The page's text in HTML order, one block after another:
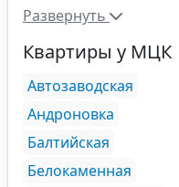
Развернуть
Квартиры у МЦК
Автозаводская
Андроновка
Балтийская
Белокаменная